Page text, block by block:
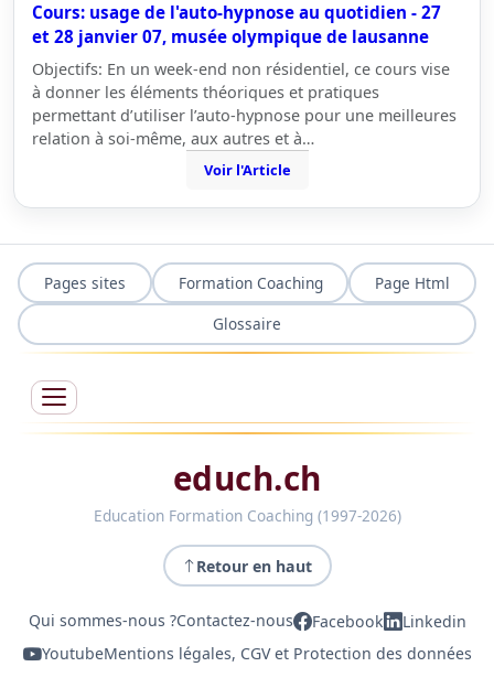
Cours: usage de l'auto-hypnose au quotidien - 27
et 28 janvier 07, musée olympique de lausanne
Objectifs: En un week-end non résidentiel, ce cours vise
à donner les éléments théoriques et pratiques
permettant d’utiliser l’auto-hypnose pour une meilleures
relation à soi-même, aux autres et à…
Voir l'Article
Pages sites Formation Coaching
Page Html
Glossaire
educh.ch
Education Formation Coaching (1997-2026)
Retour en haut
Qui sommes-nous ?Contactez-nous Facebook
Linkedin
YoutubeMentions légales, CGV et Protection des données